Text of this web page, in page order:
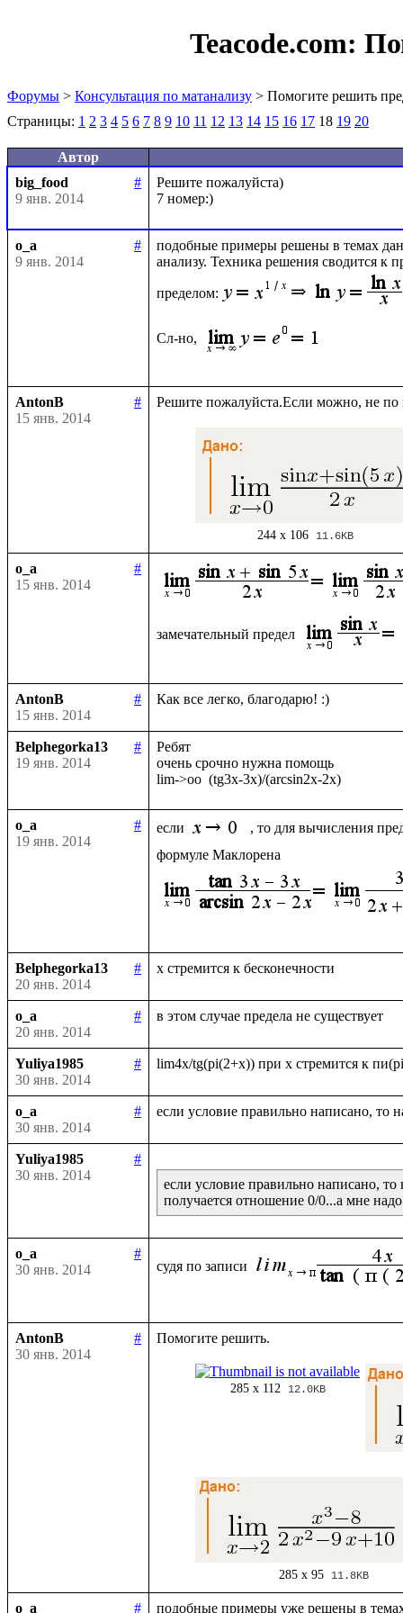
Teacode.com:
Форумы > Консультация по матанализу > Помогите решить
Страницы: 1 2 3 4 5 6 7 8 9 10 11 12 13 14 15 16 17 18 19 20
Автор
big_food
#
9 янв. 2014
Решите пожалуйста)
o_a
#
9 янв. 2014
подобные примеры решены в темах
анализу. Техника решения сводится
пределом:
Сл-но,
AntonB
#
15 янв. 2014
244 x 106 11.6KB
o_a
#
15 янв. 2014
замечательный предел
AntonB
#
15 янв. 2014
Belphegorka13
#
19 янв. 2014
Ребят
очень срочно нужна помощь
o_a
#
19 янв. 2014
если
, то для вычисления
Belphegorka13
#
20 янв. 2014
o_a
#
20 янв. 2014
Yuliya1985
#
30 янв. 2014
o_a
#
30 янв. 2014
Yuliya1985
#
30 янв. 2014
если условие правильно написано, то
o_a
#
30 янв. 2014
судя по записи
AntonB
#
30 янв. 2014
285 x 112 12.0KB
285 x 95 11.8KB
o_a #